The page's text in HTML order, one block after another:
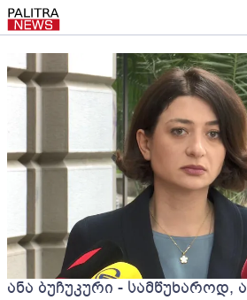
ანა ბუჩუკური - სამწუხაროდ,